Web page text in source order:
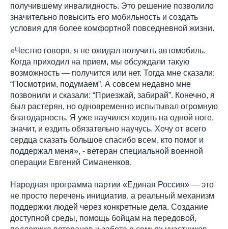
получившему инвалидность. Это решение позволило
значительно повысить его мобильность и создать
условия для более комфортной повседневной жизни.
«Честно говоря, я не ожидал получить автомобиль.
Когда приходил на прием, мы обсуждали такую
возможность — получится или нет. Тогда мне сказали:
“Посмотрим, подумаем”. А совсем недавно мне
позвонили и сказали: “Приезжай, забирай”. Конечно, я
был растерян, но одновременно испытывал огромную
благодарность. Я уже научился ходить на одной ноге,
значит, и ездить обязательно научусь. Хочу от всего
сердца сказать большое спасибо всем, кто помог и
поддержал меня», - ветеран специальной военной
операции Евгений Симаненков.
Народная программа партии «Единая Россия» — это
не просто перечень инициатив, а реальный механизм
поддержки людей через конкретные дела. Создание
доступной среды, помощь бойцам на передовой,